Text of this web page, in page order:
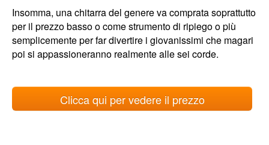
Insomma, una chitarra del genere va comprata soprattutto
per il prezzo basso o come strumento di ripiego o più
semplicemente per far divertire i giovanissimi che magari
poi si appassioneranno realmente alle sei corde.
Clicca qui per vedere il prezzo